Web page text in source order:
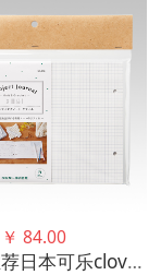
￥ 84.00
55-336推荐日本可乐clover手工绘图手账补充页记录标记常备